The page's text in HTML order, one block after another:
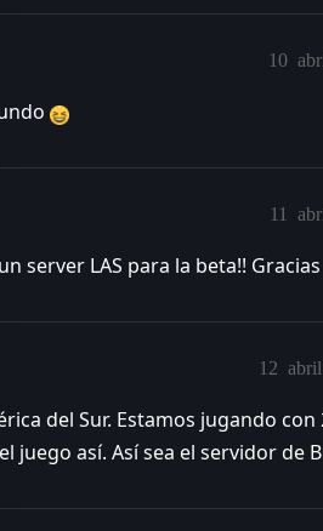
10
11
server LAS para la beta!! Gracias
12
del Sur. Estamos jugando con
así. Así sea el servidor de